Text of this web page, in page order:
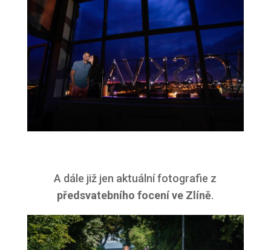
A dále již jen aktuální fotografie z
předsvatebního focení ve Zlíně.